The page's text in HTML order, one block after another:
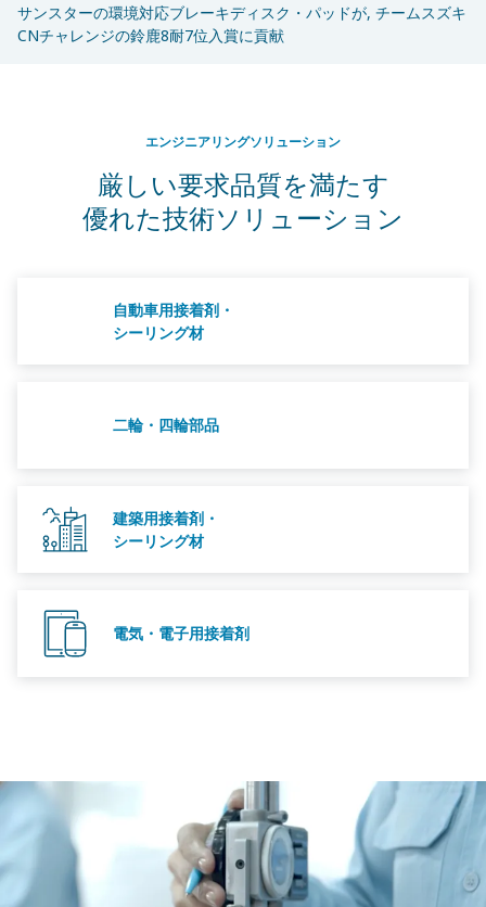
サンスターの環境対応ブレーキディスク・パッドが, チームスズキ
CNチャレンジの鈴鹿8耐7位入賞に貢献
エンジニアリングソリューション
厳しい要求品質を満たす
優れた技術ソリューション
自動車用接着剤・
シーリング材
二輪・四輪部品
建築用接着剤・
シーリング材
電気・電子用接着剤